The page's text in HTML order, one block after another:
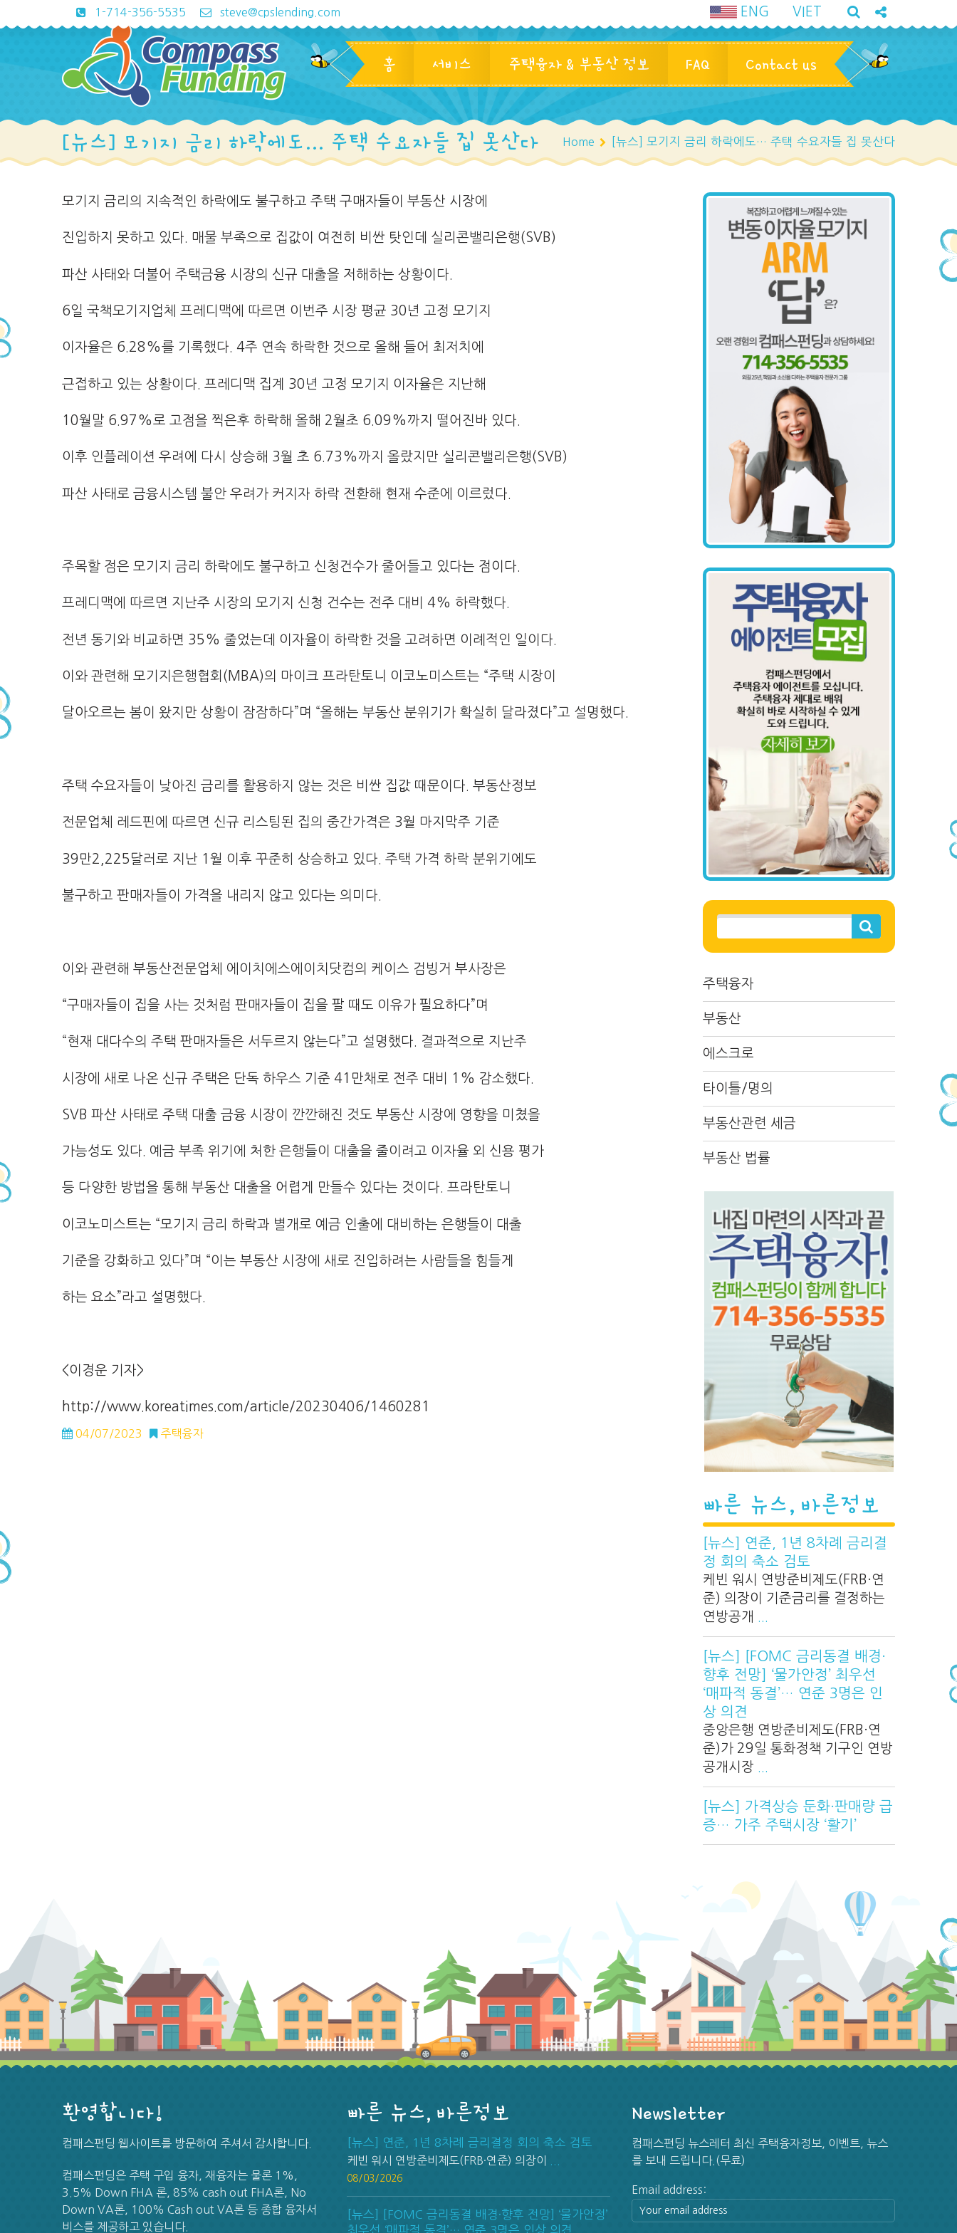
1-714-356-5535 steve@cpslending.com ENG VIET
홈 서비스 주택융자 & 부동산 정보 FAQ Contact us
[뉴스] 모기지 금리 하락에도… 주택 수요자들 집 못산다 Home [뉴스] 모기지 금리 하락에도… 주택 수요자들 집 못산다
주택융자
부동산
에스크로
타이틀/명의
부동산관련 세금
부동산 법률
빠른 뉴스, 바른정보
[뉴스] 연준, 1년 8차례 금리결
정 회의 축소 검토
케빈 워시 연방준비제도(FRB·연
준) 의장이 기준금리를 결정하는
연방공개
[뉴스] [FOMC 금리동결 배경·
향후 전망] ‘물가안정’ 최우선
‘매파적 동결’… 연준 3명은 인
상 의견
중앙은행 연방준비제도(FRB·연
준)가 29일 통화정책 기구인 연방
공개시장
[뉴스] 가격상승 둔화·판매량 급
증… 가주 주택시장 ‘활기’
모기지 금리의 지속적인 하락에도 불구하고 주택 구매자들이 부동산 시장에
진입하지 못하고 있다. 매물 부족으로 집값이 여전히 비싼 탓인데 실리콘밸리은행(SVB)
파산 사태와 더불어 주택금융 시장의 신규 대출을 저해하는 상황이다.
6일 국책모기지업체 프레디맥에 따르면 이번주 시장 평균 30년 고정 모기지
이자율은 6.28%를 기록했다. 4주 연속 하락한 것으로 올해 들어 최저치에
근접하고 있는 상황이다. 프레디맥 집계 30년 고정 모기지 이자율은 지난해
10월말 6.97%로 고점을 찍은후 하락해 올해 2월초 6.09%까지 떨어진바 있다.
이후 인플레이션 우려에 다시 상승해 3월 초 6.73%까지 올랐지만 실리콘밸리은행(SVB)
파산 사태로 금융시스템 불안 우려가 커지자 하락 전환해 현재 수준에 이르렀다.
주목할 점은 모기지 금리 하락에도 불구하고 신청건수가 줄어들고 있다는 점이다.
프레디맥에 따르면 지난주 시장의 모기지 신청 건수는 전주 대비 4% 하락했다.
전년 동기와 비교하면 35% 줄었는데 이자율이 하락한 것을 고려하면 이례적인 일이다.
이와 관련해 모기지은행협회(MBA)의 마이크 프라탄토니 이코노미스트는 “주택 시장이
달아오르는 봄이 왔지만 상황이 잠잠하다”며 “올해는 부동산 분위기가 확실히 달라졌다”고 설명했다.
주택 수요자들이 낮아진 금리를 활용하지 않는 것은 비싼 집값 때문이다. 부동산정보
전문업체 레드핀에 따르면 신규 리스팅된 집의 중간가격은 3월 마지막주 기준
39만2,225달러로 지난 1월 이후 꾸준히 상승하고 있다. 주택 가격 하락 분위기에도
불구하고 판매자들이 가격을 내리지 않고 있다는 의미다.
이와 관련해 부동산전문업체 에이치에스에이치닷컴의 케이스 검빙거 부사장은
“구매자들이 집을 사는 것처럼 판매자들이 집을 팔 때도 이유가 필요하다”며
“현재 대다수의 주택 판매자들은 서두르지 않는다”고 설명했다. 결과적으로 지난주
시장에 새로 나온 신규 주택은 단독 하우스 기준 41만채로 전주 대비 1% 감소했다.
SVB 파산 사태로 주택 대출 금융 시장이 깐깐해진 것도 부동산 시장에 영향을 미쳤을
가능성도 있다. 예금 부족 위기에 처한 은행들이 대출을 줄이려고 이자율 외 신용 평가
등 다양한 방법을 통해 부동산 대출을 어렵게 만들수 있다는 것이다. 프라탄토니
이코노미스트는 “모기지 금리 하락과 별개로 예금 인출에 대비하는 은행들이 대출
기준을 강화하고 있다”며 “이는 부동산 시장에 새로 진입하려는 사람들을 힘들게
하는 요소”라고 설명했다.
<이경운 기자>
http://www.koreatimes.com/article/20230406/1460281
04/07/2023 주택융자
환영합니다!
컴패스펀딩 웹사이트를 방문하여 주셔서 감사합니다.
컴패스펀딩은 주택 구입 융자, 재융자는 물론 1%,
3.5% Down FHA 론, 85% cash out FHA론, No
Down VA론, 100% Cash out VA론 등 종합 융자서
비스를 제공하고 있습니다.
빠른 뉴스, 바른정보
[뉴스] 연준, 1년 8차례 금리결정 회의 축소 검토
케빈 워시 연방준비제도(FRB·연준) 의장이
08/03/2026
[뉴스] [FOMC 금리동결 배경·향후 전망] ‘물가안정’
최우선 ‘매파적 동결’… 연준 3명은 인상 의견
[뉴스] 물가지표 둔화… 연준 금리인상 확률 급감
지난 6월 소비자물가지수(CPI)에 이어 생산
[뉴스] 이달 연준 금리인상 확률 50%로 껑충 뛰어
Newsletter
컴패스펀딩 뉴스레터 최신 주택융자정보, 이벤트, 뉴스
를 보내 드립니다.(무료)
Email address: